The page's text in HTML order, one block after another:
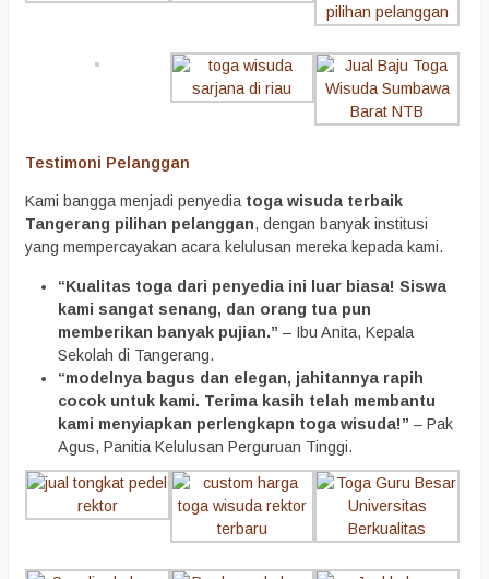
Testimoni Pelanggan
Kami bangga menjadi penyedia toga wisuda terbaik
Tangerang pilihan pelanggan, dengan banyak institusi
yang mempercayakan acara kelulusan mereka kepada kami.
“Kualitas toga dari penyedia ini luar biasa! Siswa
kami sangat senang, dan orang tua pun
memberikan banyak pujian.” – Ibu Anita, Kepala
Sekolah di Tangerang.
“modelnya bagus dan elegan, jahitannya rapih
cocok untuk kami. Terima kasih telah membantu
kami menyiapkan perlengkapn toga wisuda!” – Pak
Agus, Panitia Kelulusan Perguruan Tinggi.